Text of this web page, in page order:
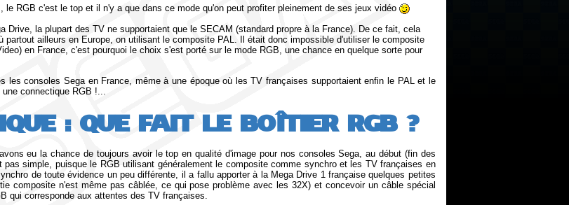
le RGB c'est le top et il n'y a que dans ce mode qu'on peut profiter pleinement de ses jeux vidéo
Drive, la plupart des TV ne supportaient que le SECAM (standard propre à la France). De ce fait, cela
partout ailleurs en Europe, on utilisant le composite PAL. Il était donc impossible d'utiliser le composite
en France, c'est pourquoi le choix s'est porté sur le mode RGB, une chance en quelque sorte pour
les consoles Sega en France, même à une époque où les TV françaises supportaient enfin le PAL et le
connectique RGB !...
: QUE FAIT LE BOÎTIER RGB ?
eu la chance de toujours avoir le top en qualité d'image pour nos consoles Sega, au début (fin des
pas simple, puisque le RGB utilisant généralement le composite comme synchro et les TV françaises en
de toute évidence un peu différente, il a fallu apporter à la Mega Drive 1 française quelques petites
composite n'est même pas câblée, ce qui pose problème avec les 32X) et concevoir un câble spécial
qui corresponde aux attentes des TV françaises.